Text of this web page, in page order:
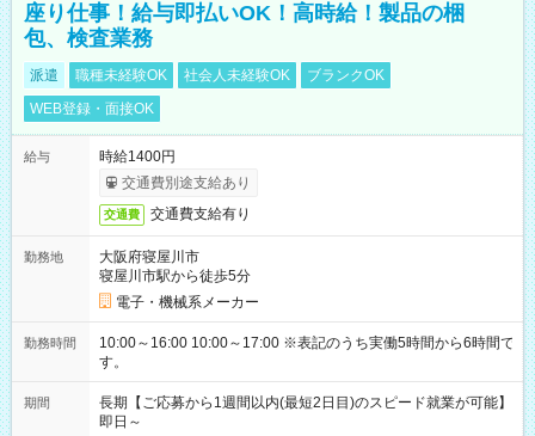
座り仕事！給与即払いOK！高時給！製品の梱
包、検査業務
派遣 職種未経験OK 社会人未経験OK
ブランクOK
WEB登録・面接OK
給与
時給1400円
交通費別途支給あり
交通費 交通費支給有り
勤務地
大阪府寝屋川市
寝屋川市駅から徒歩5分
電子・機械系メーカー
勤務時間
10:00～16:00 10:00～17:00 ※表記のうち実働5時間から6時間で
す。
期間
長期【ご応募から1週間以内(最短2日目)のスピード就業が可能】
即日～